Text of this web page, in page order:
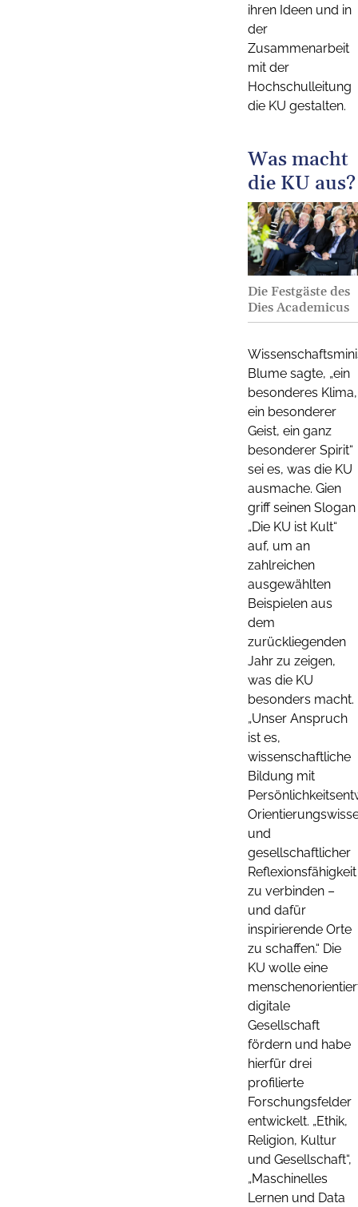
ihren Ideen und in
der
Zusammenarbeit
mit der
Hochschulleitung
die KU gestalten.
Was macht
die KU aus?
Die Festgäste des
Dies Academicus
Blume sagte, „ein
besonderes Klima,
ein besonderer
Geist, ein ganz
besonderer Spirit“
sei es, was die KU
ausmache. Gien
griff seinen Slogan
„Die KU ist Kult“
auf, um an
zahlreichen
ausgewählten
Beispielen aus
dem
zurückliegenden
Jahr zu zeigen,
was die KU
besonders macht.
„Unser Anspruch
ist es,
wissenschaftliche
Bildung mit
und
gesellschaftlicher
Reflexionsfähigkeit
zu verbinden –
und dafür
inspirierende Orte
zu schaffen.“ Die
KU wolle eine
digitale
Gesellschaft
fördern und habe
hierfür drei
profilierte
Forschungsfelder
entwickelt. „Ethik,
Religion, Kultur
und Gesellschaft“,
„Maschinelles
Lernen und Data